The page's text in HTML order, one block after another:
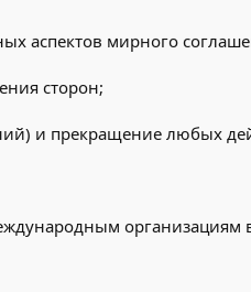
аспектов мирного
сторон;
и прекращение любых